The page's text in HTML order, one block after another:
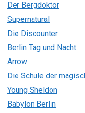
Der Bergdoktor
Supernatural
Die Discounter
Berlin Tag und Nacht
Arrow
Die Schule der
Young Sheldon
Babylon Berlin